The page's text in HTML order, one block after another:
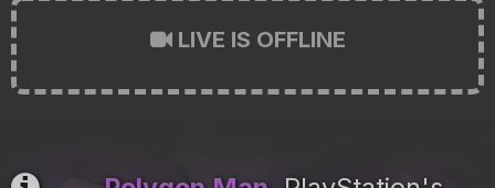
LIVE IS OFFLINE